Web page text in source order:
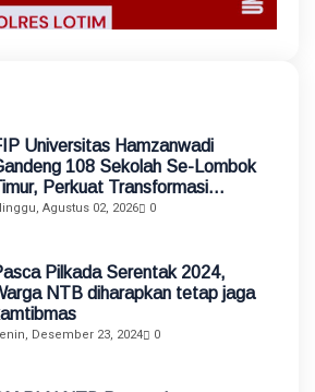
Universitas Hamzanwadi
108 Sekolah Se-Lombok
Perkuat Transformasi
melalui Asistensi
Agustus 02, 2026 0
Pilkada Serentak 2024,
NTB diharapkan tetap jaga
Desember 23, 2024 0